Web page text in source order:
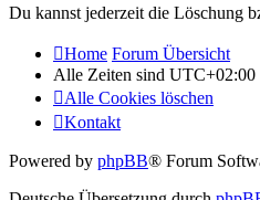
Du kannst jederzeit die Löschung
Home Forum Übersicht
Alle Zeiten sind UTC+02:00
Alle Cookies löschen
Kontakt
Powered by phpBB® Forum